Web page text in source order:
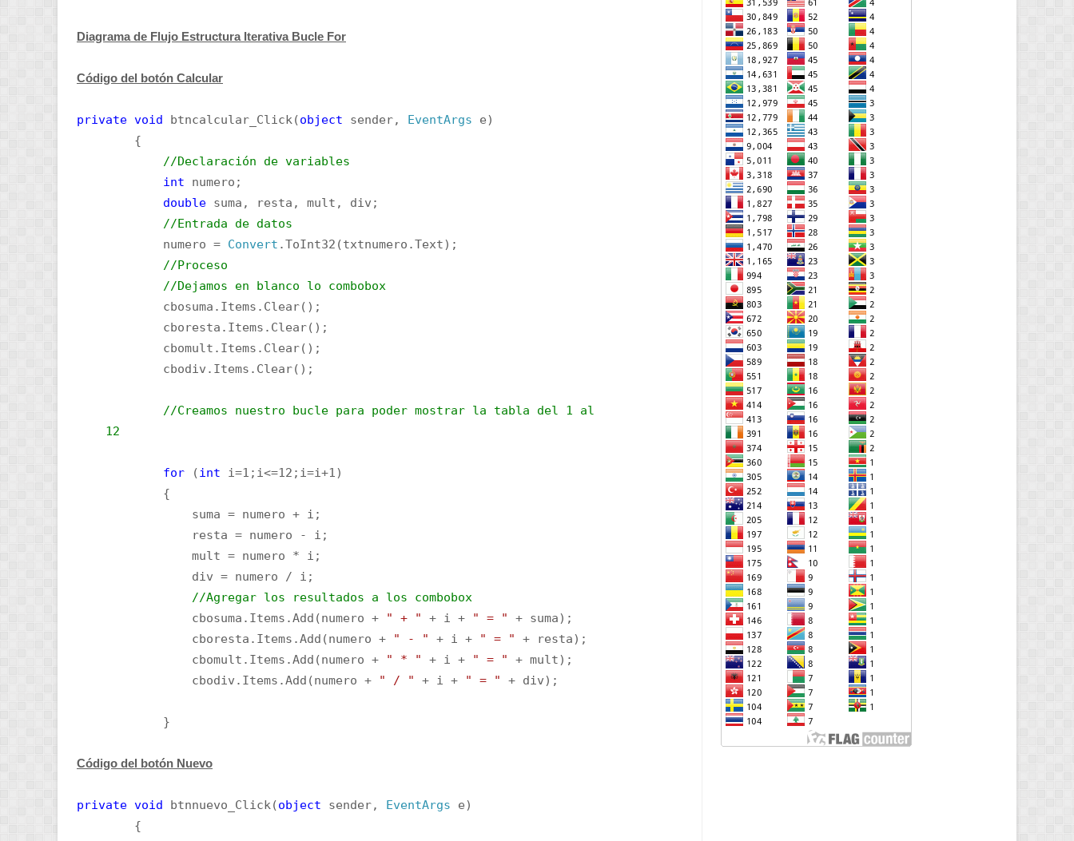
Diagrama de Flujo Estructura Iterativa Bucle For
Código del botón Calcular
private void btncalcular_Click(object sender, EventArgs e)
{
//Declaración de variables
int numero;
double suma, resta, mult, div;
//Entrada de datos
numero = Convert .ToInt32(txtnumero.Text);
//Proceso
//Dejamos en blanco lo combobox
cbosuma.Items.Clear();
cboresta.Items.Clear();
cbomult.Items.Clear();
cbodiv.Items.Clear();
//Creamos nuestro bucle para poder mostrar la tabla del 1 al
12
for (int i=1;i<=12;i=i+1)
{
suma = numero + i;
resta = numero - i;
mult = numero * i;
div = numero / i;
//Agregar los resultados a los combobox
cbosuma.Items.Add(numero +
" + " + i + " = "
+ suma);
cboresta.Items.Add(numero +
" - " + i + " = "
+ resta);
cbomult.Items.Add(numero +
" * " + i + " = "
+ mult);
cbodiv.Items.Add(numero +
" / " + i + " = " + div);
}
Código del botón Nuevo
private void btnnuevo_Click(object sender, EventArgs e)
{